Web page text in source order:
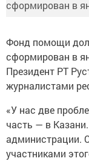
Фонд помощи
сформирован в
Президент РТ
журналистами
«У нас две
часть — в
администрации.
участниками